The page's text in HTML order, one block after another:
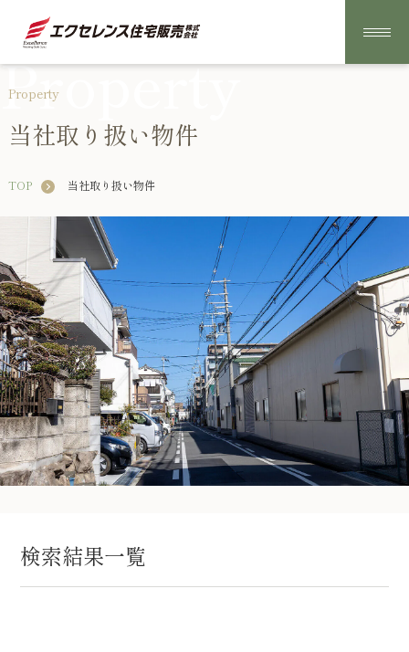
Property
Property
当社取り扱い物件
TOP 当社取り扱い物件
検索結果一覧